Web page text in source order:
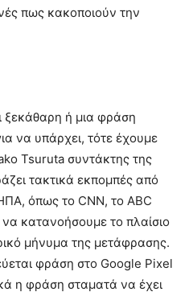
πως κακοποιούν την
ξεκάθαρη ή μια φράση
να υπάρχει, τότε έχουμε
Tsuruta συντάκτης της
τακτικά εκπομπές από
όπως το CNN, το ABC
κατανοήσουμε το πλαίσιο
μήνυμα της μετάφρασης.
φράση στο Google Pixel
η φράση σταματά να έχει